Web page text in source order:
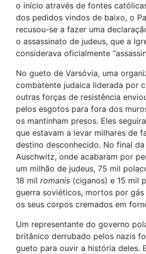
o início através de fontes
dos pedidos vindos de baixo, o
recusou-se a fazer uma
o assassinato de judeus, que a
considerava oficialmente
No gueto de Varsóvia, uma
combatente judaica liderada por
outras forças de resistência
pelos esgotos para fora dos
os mantinham presos. Eles
que estavam a levar milhares de
destino desconhecido. No final
Auschwitz, onde acabaram por
um milhão de judeus, 75 mil
18 mil romanis (ciganos) e 15 mil
guerra soviéticos, mortos por gás
os seus corpos cremados em
Um representante do governo
britânico derrubado pelos nazis
gueto para ouvir a história deles.